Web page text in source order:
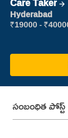
Hyderabad
₹19000 -
సంబంధిత పోస్ట్